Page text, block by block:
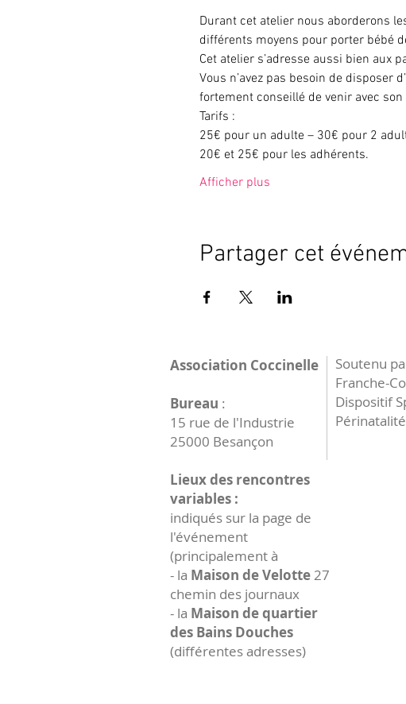
Durant cet atelier nous aborderons
différents moyens pour porter bébé
Cet atelier s’adresse aussi bien aux
Vous n’avez pas besoin de disposer
fortement conseillé de venir avec
Tarifs :
25€ pour un adulte – 30€ pour 2
20€ et 25€ pour les adhérents.
Afficher plus
Partager cet
Association Coccinelle
Bureau :
15 rue de l'Industrie
25000 Besançon
Lieux des rencontres
variables :
indiqués sur la page de
l'événement
(principalement à
- la Maison de Velotte27
chemin des journaux
- la Maison de quartier
des Bains Douches
(différentes adresses)
Soutenu
Franche-
Dispositif